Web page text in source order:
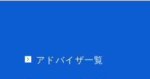
アドバイザ一覧